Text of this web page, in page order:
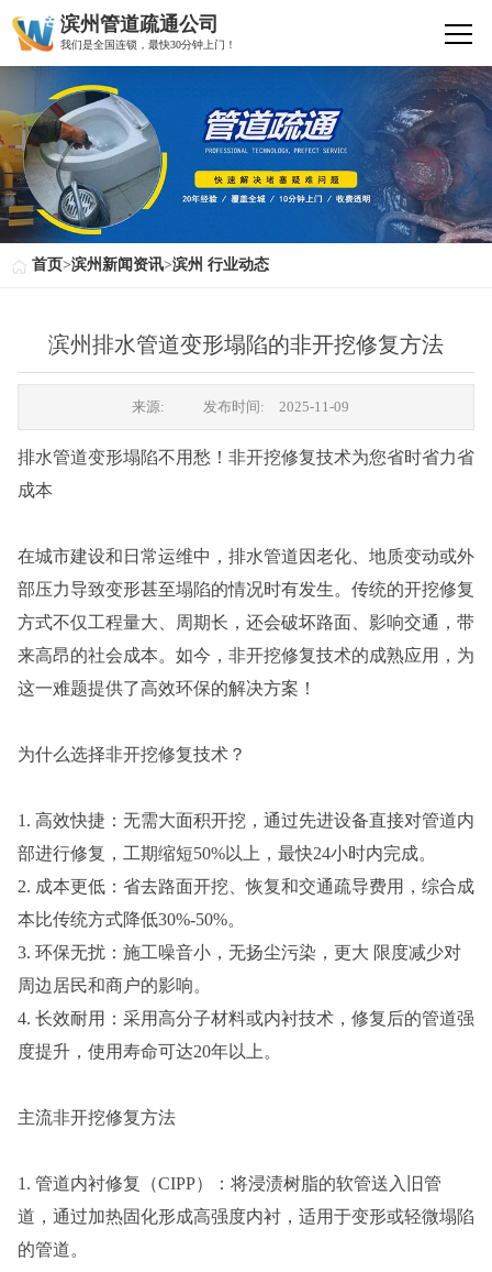
滨州管道疏通公司
我们是全国连锁，最快30分钟上门！
首页>滨州新闻资讯>滨州 行业动态
滨州排水管道变形塌陷的非开挖修复方法
来源: 发布时间: 2025-11-09
排水管道变形塌陷不用愁！非开挖修复技术为您省时省力省
成本
在城市建设和日常运维中，排水管道因老化、地质变动或外
部压力导致变形甚至塌陷的情况时有发生。传统的开挖修复
方式不仅工程量大、周期长，还会破坏路面、影响交通，带
来高昂的社会成本。如今，非开挖修复技术的成熟应用，为
这一难题提供了高效环保的解决方案！
为什么选择非开挖修复技术？
1. 高效快捷：无需大面积开挖，通过先进设备直接对管道内
部进行修复，工期缩短50%以上，最快24小时内完成。
2. 成本更低：省去路面开挖、恢复和交通疏导费用，综合成
本比传统方式降低30%-50%。
3. 环保无扰：施工噪音小，无扬尘污染，更大 限度减少对
周边居民和商户的影响。
4. 长效耐用：采用高分子材料或内衬技术，修复后的管道强
度提升，使用寿命可达20年以上。
主流非开挖修复方法
1. 管道内衬修复（CIPP）：将浸渍树脂的软管送入旧管
道，通过加热固化形成高强度内衬，适用于变形或轻微塌陷
的管道。